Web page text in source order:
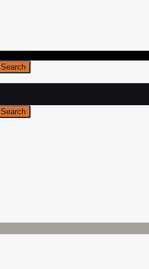
Search
Search